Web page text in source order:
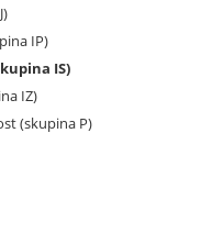
IP)
IS)
IZ)
(skupina P)